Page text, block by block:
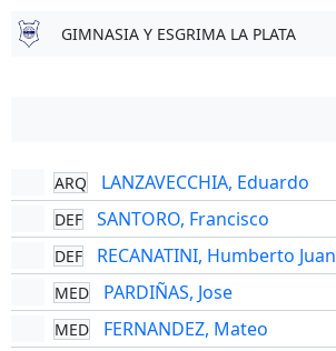
GIMNASIA Y ESGRIMA LA PLATA
ARQ LANZAVECCHIA, Eduardo
DEF SANTORO, Francisco
DEF RECANATINI, Humberto Juan
MED PARDIÑAS, Jose
MED FERNANDEZ, Mateo